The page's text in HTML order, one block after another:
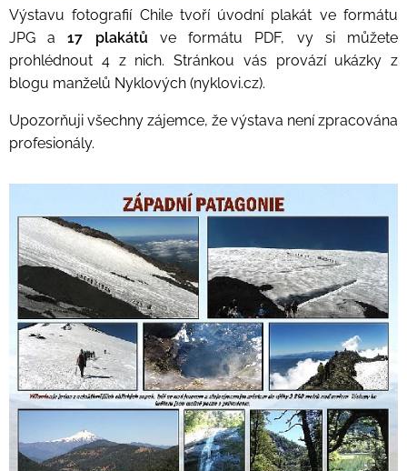
Výstavu fotografií Chile tvoří úvodní plakát ve formátu
JPG a17 plakátů ve formátu PDF, vy si můžete
prohlédnout 4 z nich. Stránkou vás provází ukázky z
blogu manželů Nyklových (nyklovi.cz).
Upozorňuji všechny zájemce, že výstava není zpracována
profesionály.